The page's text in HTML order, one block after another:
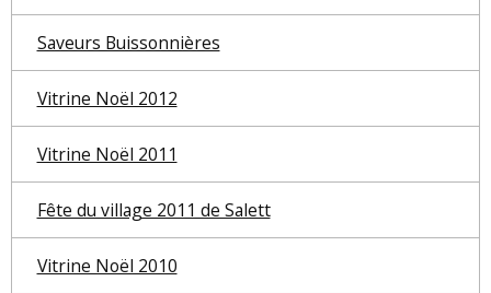
Saveurs Buissonnières
Vitrine Noël 2012
Vitrine Noël 2011
Fête du village 2011 de Salett
Vitrine Noël 2010